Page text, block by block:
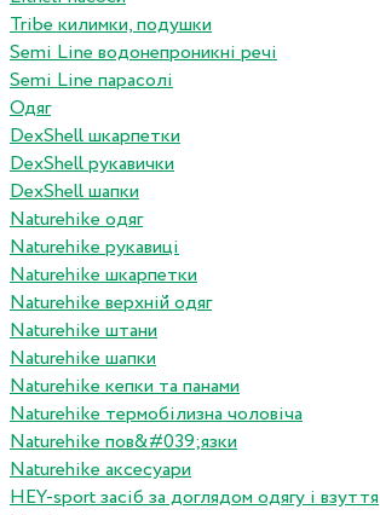
Tribe килимки, подушки
Semi Line водонепроникні речі
Semi Line парасолі
Одяг
DexShell шкарпетки
DexShell рукавички
DexShell шапки
Naturehike одяг
Naturehike рукавиці
Naturehike шкарпетки
Naturehike верхній одяг
Naturehike штани
Naturehike шапки
Naturehike кепки та панами
Naturehike термобілизна чоловіча
Naturehike пов&#039;язки
Naturehike аксесуари
HEY-sport засіб за доглядом одягу і взуття